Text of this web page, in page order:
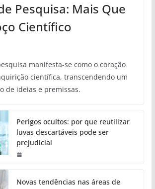
Pesquisa: Mais Que
Científico
manifesta-se como o coração
científica, transcendendo um
de ideias e premissas.
Perigos ocultos: por que reutilizar
luvas descartáveis pode ser
prejudicial
Novas tendências nas áreas de